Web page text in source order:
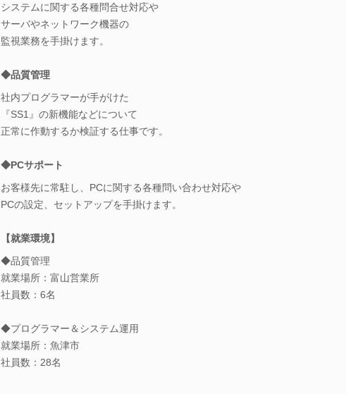
システムに関する各種問合せ対応や
サーバやネットワーク機器の
監視業務を手掛けます。
◆品質管理
社内プログラマーが手がけた
『SS1』の新機能などについて
正常に作動するか検証する仕事です。
◆PCサポート
お客様先に常駐し、PCに関する各種問い合わせ対応や
PCの設定、セットアップを手掛けます。
【就業環境】
◆品質管理
就業場所：富山営業所
社員数：6名
◆プログラマー＆システム運用
就業場所：魚津市
社員数：28名